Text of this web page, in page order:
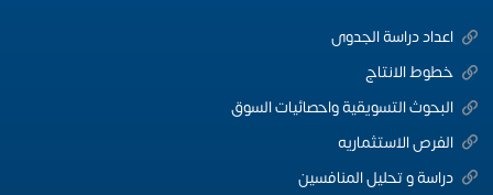
اعداد دراسة الجدوى
خطوط الانتاج
البحوث التسويقية واحصائيات السوق
الفرص الاستثماريه
دراسة و تحليل المنافسين